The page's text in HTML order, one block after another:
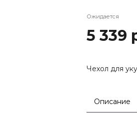
Ожидается
5 339
Чехол для
Описание